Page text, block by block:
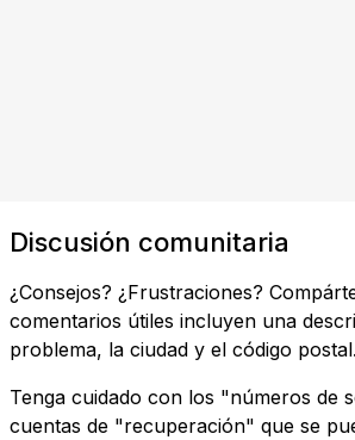
Discusión comunitaria
¿Consejos? ¿Frustraciones?
comentarios útiles incluyen una
problema, la ciudad y el código postal.
Tenga cuidado con los "números de
cuentas de "recuperación" que se